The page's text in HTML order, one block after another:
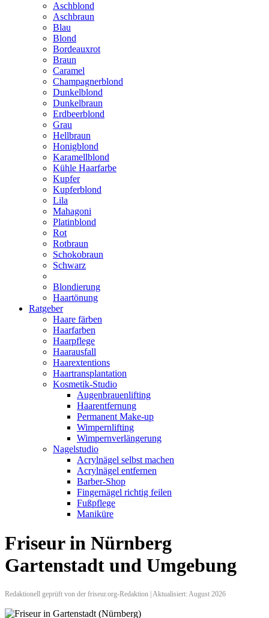
Aschblond
Aschbraun
Blau
Blond
Bordeauxrot
Braun
Caramel
Champagnerblond
Dunkelblond
Dunkelbraun
Erdbeerblond
Grau
Hellbraun
Honigblond
Karamellblond
Kühle Haarfarbe
Kupfer
Kupferblond
Lila
Mahagoni
Platinblond
Rot
Rotbraun
Schokobraun
Schwarz
Blondierung
Haartönung
Ratgeber
Haare färben
Haarfarben
Haarpflege
Haarausfall
Haarextentions
Haartransplantation
Kosmetik-Studio
Augenbrauenlifting
Haarentfernung
Permanent Make-up
Wimpernlifting
Wimpernverlängerung
Nagelstudio
Acrylnägel selbst machen
Acrylnägel entfernen
Barber-Shop
Fingernägel richtig feilen
Fußpflege
Maniküre
Friseur in Nürnberg
Gartenstadt und Umgebung
Redaktionell geprüft von der friseur.org-Redaktion | Aktualisiert: August 2026